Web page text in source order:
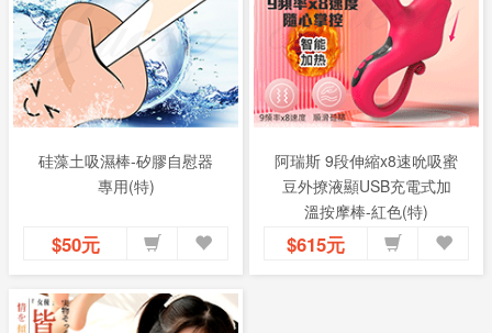
硅藻土吸濕棒-矽膠自慰器
專用(特)
$50元
阿瑞斯 9段伸縮x8速吮吸蜜
豆外撩液顯USB充電式加
溫按摩棒-紅色(特)
$615元